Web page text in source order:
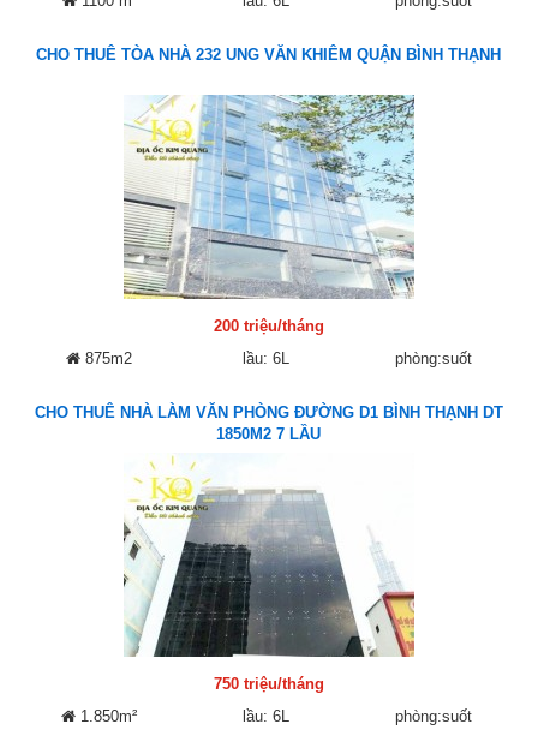
CHO THUÊ TÒA NHÀ 232 UNG VĂN KHIÊM QUẬN BÌNH THẠNH
200 triệu/tháng
875m2
lầu: 6L phòng:suốt
CHO THUÊ NHÀ LÀM VĂN PHÒNG ĐƯỜNG D1 BÌNH THẠNH DT
1850M2 7 LẦU
750 triệu/tháng
1.850m²
lầu: 6L phòng:suốt